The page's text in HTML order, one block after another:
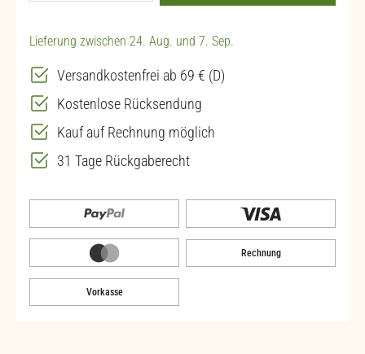
Lieferung zwischen 24. Aug. und 7. Sep.
Versandkostenfrei ab 69 € (D)
Kostenlose Rücksendung
Kauf auf Rechnung möglich
31 Tage Rückgaberecht
Rechnung
Vorkasse